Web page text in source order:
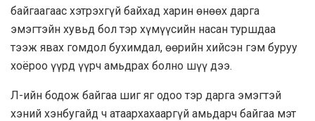
байгаагаас хэтрэхгүй байхад харин өнөөх дарга
эмэгтэйн хувьд бол тэр хүмүүсийн насан туршдаа
тээж явах гомдол бухимдал, өөрийн хийсэн гэм буруу
хоёроо үүрд үүрч амьдрах болно шүү дээ.
Л-ийн бодож байгаа шиг яг одоо тэр дарга эмэгтэй
хэний хэнбугайд ч атаархахааргүй амьдарч байгаа мэт